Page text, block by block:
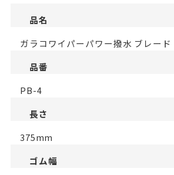
品名
ガラコワイパーパワー撥水 ブレード
品番
PB-4
長さ
375mm
ゴム幅